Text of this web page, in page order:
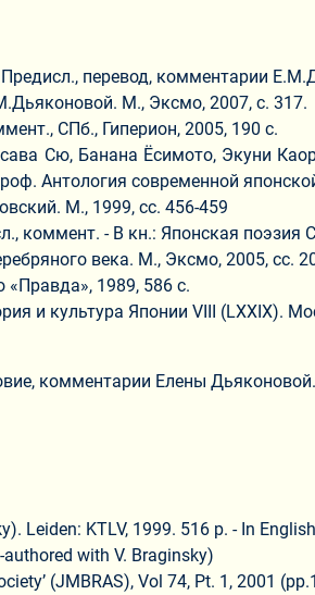
перевод, комментарии
М., Эксмо, 2007, с. 317.
СПб., Гиперион, 2005, 190 с.
Сю, Банана Ёсимото, Экуни
Антология современной
М., 1999, сс. 456-459
коммент. - В кн.: Японская поэзия
века. М., Эксмо, 2005, сс.
1989, 586 с.
и культура Японии VIII (LXXIX).
комментарии Елены
Leiden: KTLV, 1999. 516 p. - In
with V. Braginsky)
(JMBRAS), Vol 74, Pt. 1, 2001